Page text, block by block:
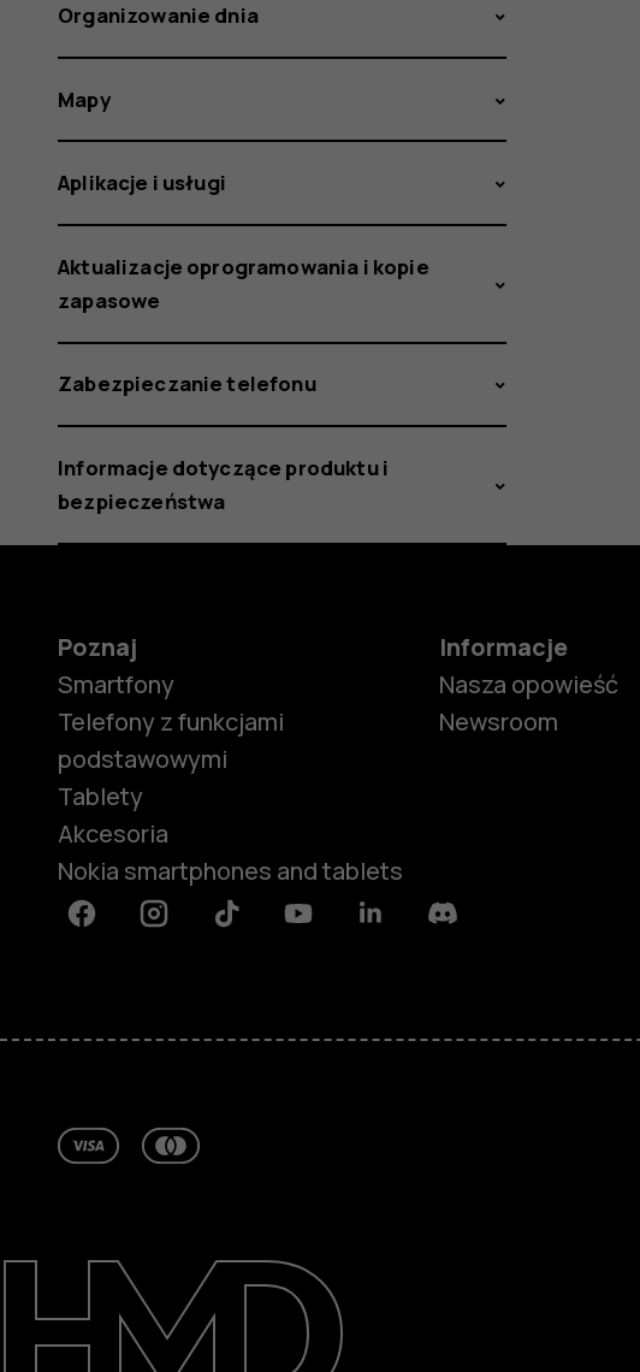
Informacje
Wsparcie
Poland
Organizowanie dnia
Mapy
Aplikacje i usługi
Aktualizacje oprogramowania i kopie
zapasowe
Zabezpieczanie telefonu
Informacje dotyczące produktu i
bezpieczeństwa
Poznaj
Smartfony
Telefony z funkcjami
podstawowymi
Tablety
Akcesoria
Nokia smartphones and tablets
Informacje
Nasza opowieść
Newsroom
FacebookInstagramTiktok YoutubeLinkedinDiscord